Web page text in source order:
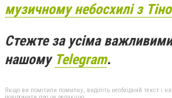
музичному небосхилі з
Стежте за усіма
нашому Telegram.
Якщо ви помітили помилку, виділіть необхідний текст і